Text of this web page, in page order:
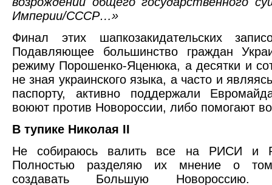
Империи/СССР…»
Финал этих шапкозакидательских
Подавляющее большинство граждан
режиму Порошенко-Яценюка, а десятки и
не зная украинского языка, а часто и
паспорту, активно поддержали
воюют против Новороссии, либо помогают
В тупике Николая II
Не собираюсь валить все на РИСИ и
Полностью разделяю их мнение о
создавать Большую